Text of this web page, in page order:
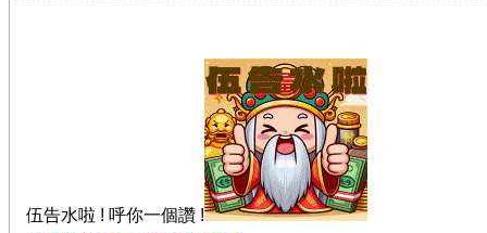
伍告水啦 ! 呼你一個讚 !